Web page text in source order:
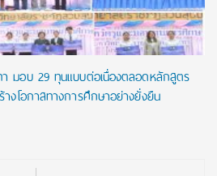
มอบ 29 ทุนแบบต่อเนื่องตลอดหลักสูตร
งโอกาสทางการศึกษาอย่างยั่งยืน